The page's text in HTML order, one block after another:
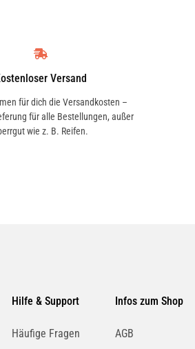
Versand
für dich die Versandkosten –
für alle Bestellungen, außer
wie z. B. Reifen.
Hilfe & Support
Häufige Fragen
Infos zum Shop
AGB